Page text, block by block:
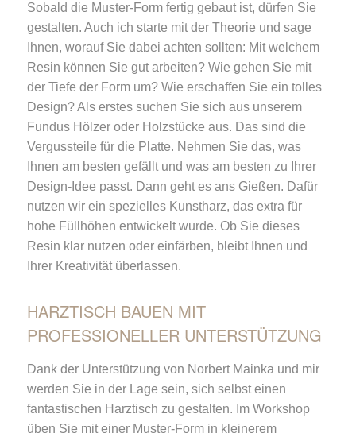
Sobald die Muster-Form fertig gebaut ist, dürfen Sie
gestalten. Auch ich starte mit der Theorie und sage
Ihnen, worauf Sie dabei achten sollten: Mit welchem
Resin können Sie gut arbeiten? Wie gehen Sie mit
der Tiefe der Form um? Wie erschaffen Sie ein tolles
Design? Als erstes suchen Sie sich aus unserem
Fundus Hölzer oder Holzstücke aus. Das sind die
Vergussteile für die Platte. Nehmen Sie das, was
Ihnen am besten gefällt und was am besten zu Ihrer
Design-Idee passt. Dann geht es ans Gießen. Dafür
nutzen wir ein spezielles Kunstharz, das extra für
hohe Füllhöhen entwickelt wurde. Ob Sie dieses
Resin klar nutzen oder einfärben, bleibt Ihnen und
Ihrer Kreativität überlassen.
HARZTISCH BAUEN MIT
PROFESSIONELLER UNTERSTÜTZUNG
Dank der Unterstützung von Norbert Mainka und mir
werden Sie in der Lage sein, sich selbst einen
fantastischen Harztisch zu gestalten. Im Workshop
üben Sie mit einer Muster-Form in kleinerem